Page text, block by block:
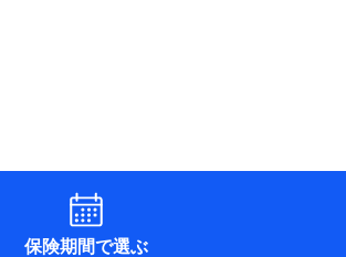
保険期間で選ぶ